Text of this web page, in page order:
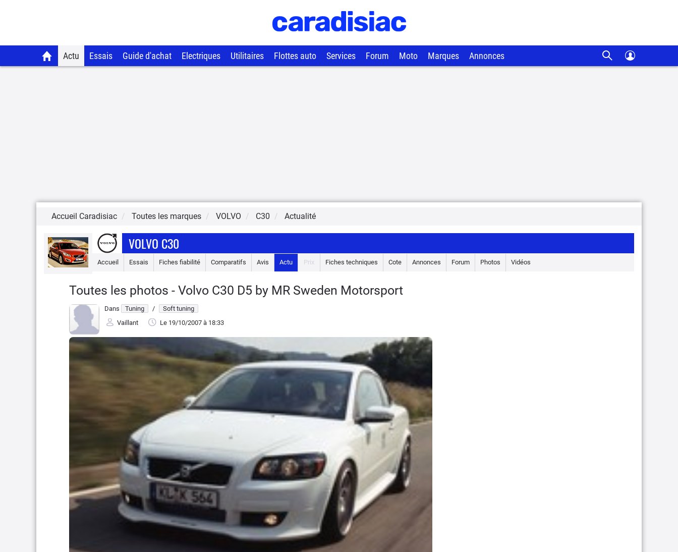
Actu Essais Guide d'achat Electriques Utilitaires Flottes auto Services Forum Moto Marques Annonces
Accueil Caradisiac Toutes les marques VOLVO C30 Actualité
VOLVO C30
Accueil Essais Fiches fiabilité Comparatifs Avis Actu Prix Fiches techniques Cote Annonces Forum Photos Vidéos
Toutes les photos - Volvo C30 D5 by MR Sweden Motorsport
Dans Tuning /
Soft tuning
Vaillant
Le 19/10/2007 à 18:33